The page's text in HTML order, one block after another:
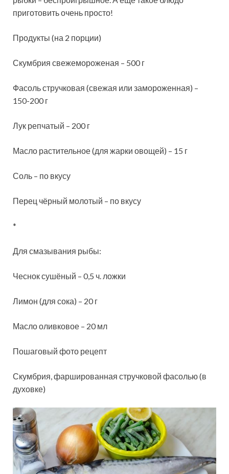
приготовить очень просто!
Продукты (на 2 порции)
Скумбрия свежемороженая – 500 г
Фасоль стручковая (свежая или замороженная) –
150-200 г
Лук репчатый – 200 г
Масло растительное (для жарки овощей) – 15 г
Соль – по вкусу
Перец чёрный молотый – по вкусу
*
Для смазывания рыбы:
Чеснок сушёный – 0,5 ч. ложки
Лимон (для сока) – 20 г
Масло оливковое – 20 мл
Пошаговый фото рецепт
Скумбрия, фаршированная стручковой фасолью (в
духовке)